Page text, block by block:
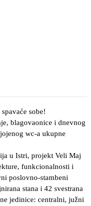
sobe!
blagovaonice i dnevnog
wc-a ukupne
u Istri, projekt Veli Maj
funkcionalnosti i
poslovno-stambeni
stana i 42 svestrana
jedinice: centralni, južni